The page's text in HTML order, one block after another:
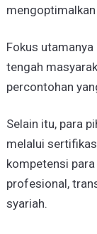
Fokus
tengah
percontohan
​Selain itu, para
melalui
kompetensi
profesional,
syariah.